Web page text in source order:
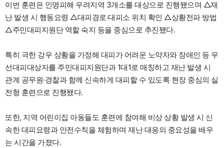
이번 훈련은 인명피해 우려지역 3개소를 대상으로 진행됐으며 △재
난 발생 시 행동요령 △대피경로·대피소 위치 확인 △상황전파 방법
△주민대피지원단 역할 숙지 등을 중심으로 추진됐다.
특히 극한 강우 상황을 가정해 대피가 어려운 노약자와 장애인 등 우
선대피대상자를 주민대피지원단과 1대1로 매칭하고 재난 발생 시
관계 공무원·경찰과 함께 신속하게 대피할 수 있도록 현장 중심의 실
전형 훈련으로 진행됐다.
또한, 지역 어린이집 아동들도 훈련에 참여해 비상 상황 발생 시 신
속한 대피요령과 안전수칙을 체험하며 재난 대응의 중요성을 배우
는 시간을 가졌다.